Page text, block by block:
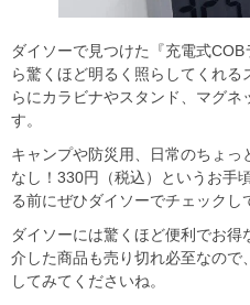
ダイソーで見つけた『充電式
ら驚くほど明るく照らしてくれる
らにカラビナやスタンド、マグ
す。
キャンプや防災用、日常のちょ
なし！330円（税込）というお手
る前にぜひダイソーでチェックし
ダイソーには驚くほど便利でお
介した商品も売り切れ必至なので
してみてくださいね。